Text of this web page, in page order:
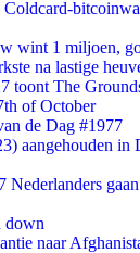
Coldcard-
wint 1 miljoen,
na lastige
toont The
of October
de Dag #1977
aangehouden in
Nederlanders
down
naar